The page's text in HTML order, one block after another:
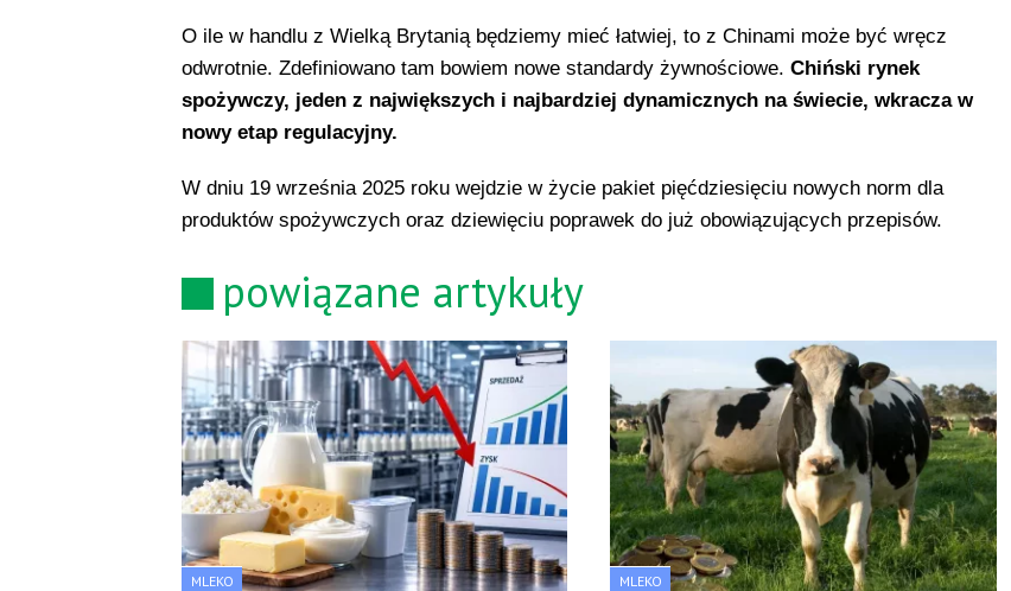
O ile w handlu z Wielką Brytanią będziemy mieć łatwiej, to z Chinami może być wręcz
odwrotnie. Zdefiniowano tam bowiem nowe standardy żywnościowe. Chiński rynek
spożywczy, jeden z największych i najbardziej dynamicznych na świecie, wkracza w
nowy etap regulacyjny.
W dniu 19 września 2025 roku wejdzie w życie pakiet pięćdziesięciu nowych norm dla
produktów spożywczych oraz dziewięciu poprawek do już obowiązujących przepisów.
powiązane artykuły
MLEKO MLEKO